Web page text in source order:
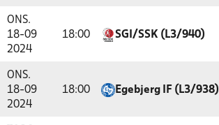
ONS.
18-09
2024
18:00 SGI/SSK (L3/940)
ONS.
18-09
2024
18:00 Egebjerg IF (L3/938)